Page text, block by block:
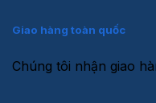
Giao hàng toàn quốc
Chúng tôi nhận giao